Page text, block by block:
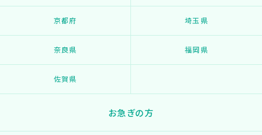
京都府 埼玉県
奈良県 福岡県
佐賀県
お急ぎの方